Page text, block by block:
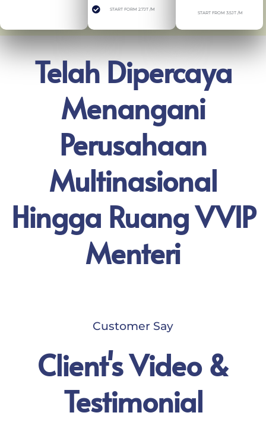
START FORM 2.7JT /M
START FROM 3.5JT /M
Telah Dipercaya
Menangani
Perusahaan
Multinasional
Hingga Ruang VVIP
Menteri
Customer Say
Client's Video &
Testimonial